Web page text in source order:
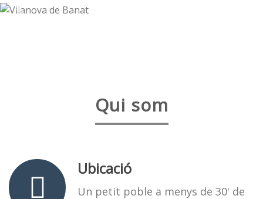
UN PETIT POBLE DELS PIRINEUS
Qui som
Ubicació
Un petit poble a menys de 30' de